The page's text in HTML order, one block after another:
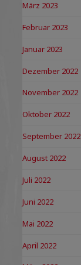
März 2023
Februar 2023
Januar 2023
Dezember 2022
November 2022
Oktober 2022
September 2022
August 2022
Juli 2022
Juni 2022
Mai 2022
April 2022